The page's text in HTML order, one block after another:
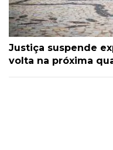
Justiça suspende
volta na próxima